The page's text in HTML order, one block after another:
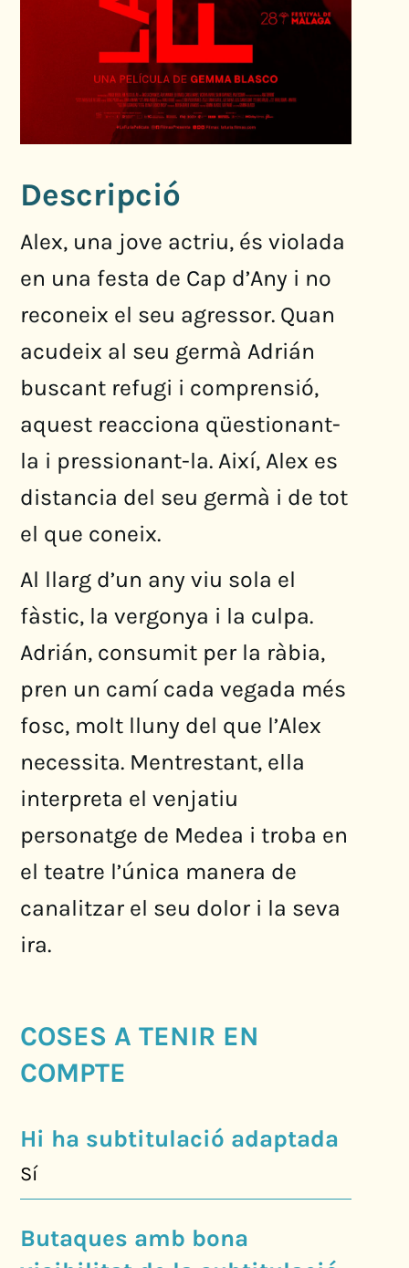
Descripció
Alex, una jove actriu, és violada
en una festa de Cap d’Any i no
reconeix el seu agressor. Quan
acudeix al seu germà Adrián
buscant refugi i comprensió,
aquest reacciona qüestionant-
la i pressionant-la. Així, Alex es
distancia del seu germà i de tot
el que coneix.
Al llarg d’un any viu sola el
fàstic, la vergonya i la culpa.
Adrián, consumit per la ràbia,
pren un camí cada vegada més
fosc, molt lluny del que l’Alex
necessita. Mentrestant, ella
interpreta el venjatiu
personatge de Medea i troba en
el teatre l’única manera de
canalitzar el seu dolor i la seva
ira.
COSES A TENIR EN
COMPTE
Hi ha subtitulació adaptada
Sí
Butaques amb bona